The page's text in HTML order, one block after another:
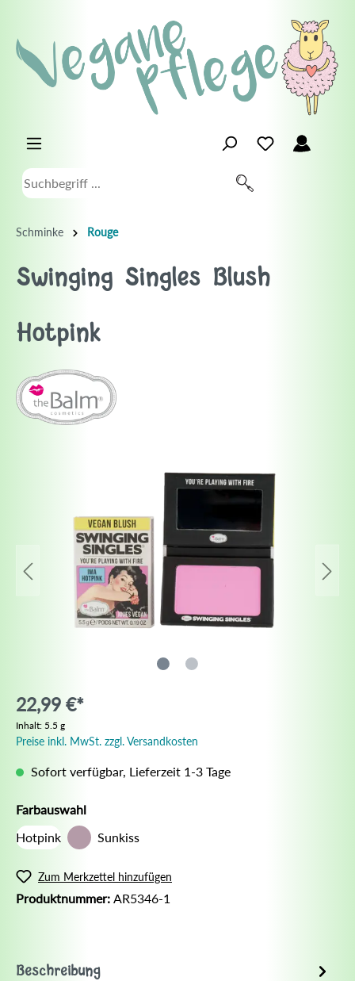
Schminke Rouge
Swinging Singles Blush
Hotpink
22,99 €*
Inhalt: 5.5 g
Preise inkl. MwSt. zzgl. Versandkosten
Sofort verfügbar, Lieferzeit 1-3 Tage
Farbauswahl
Hotpink
Sunkiss
Zum Merkzettel hinzufügen
Produktnummer: AR5346-1
Beschreibung